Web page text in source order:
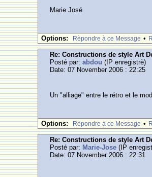
Marie José
Options: Rèpondre à ce Message •
Re: Constructions de style Art
Posté par:abdou (IP enregistrè)
Date: 07 November 2006 : 22:25
Un "alliage" entre le rétro et le
Options: Rèpondre à ce Message •
Re: Constructions de style Art
Posté par: Marie-Jose (IP
Date: 07 November 2006 : 22:31